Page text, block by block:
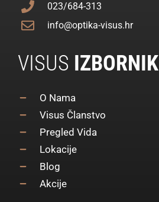
023/684-313
info@optika-visus.hr
VISUS IZBORNIK
O Nama
Visus Članstvo
Pregled Vida
Lokacije
Blog
Akcije